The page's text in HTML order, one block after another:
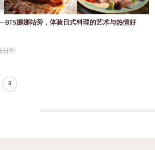
娜娜站旁，体验日式料理的艺术与热情好
分钟
8